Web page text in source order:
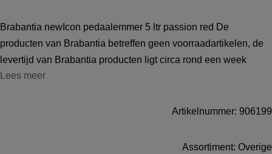
Brabantia newIcon pedaalemmer 5 ltr passion red De
producten van Brabantia betreffen geen voorraadartikelen, de
levertijd van Brabantia producten ligt circa rond een week
Lees meer
Artikelnummer: 906199
Assortiment: Overige